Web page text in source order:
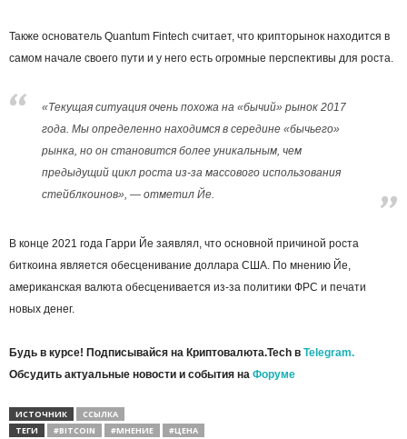
Также основатель Quantum Fintech считает, что крипторынок находится в
самом начале своего пути и у него есть огромные перспективы для роста.
«Текущая ситуация очень похожа на «бычий» рынок 2017
года. Мы определенно находимся в середине «бычьего»
рынка, но он становится более уникальным, чем
предыдущий цикл роста из-за массового использования
стейблкоинов», — отметил Йе.
В конце 2021 года Гарри Йе заявлял, что основной причиной роста
биткоина является обесценивание доллара США. По мнению Йе,
американская валюта обесценивается из-за политики ФРС и печати
новых денег.
Будь в курсе! Подписывайся на Криптовалюта.Tech в Telegram.
Обсудить актуальные новости и события на Форуме
ИСТОЧНИК
ССЫЛКА
ТЕГИ
#BITCOIN #МНЕНИЕ #ЦЕНА